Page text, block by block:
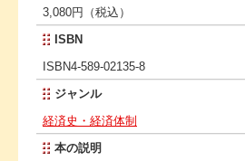
3,080円（税込）
ISBN
ISBN4-589-02135-8
ジャンル
経済史・経済体制
本の説明